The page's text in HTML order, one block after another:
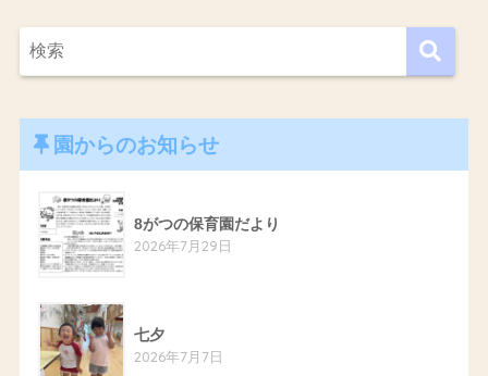
園からのお知らせ
8がつの保育園だより
2026年7月29日
七夕
2026年7月7日